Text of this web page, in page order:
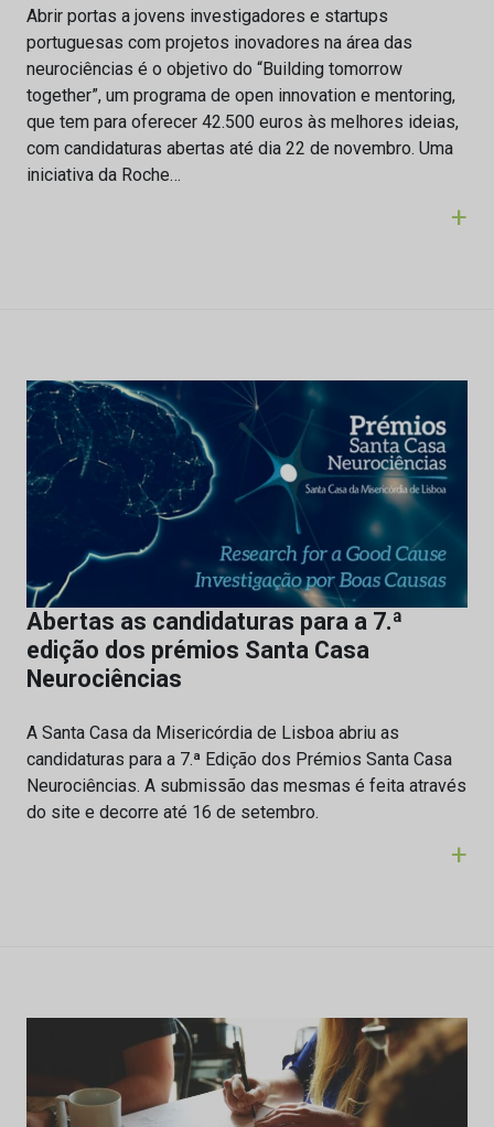
Abrir portas a jovens investigadores e startups
portuguesas com projetos inovadores na área das
neurociências é o objetivo do “Building tomorrow
together”, um programa de open innovation e mentoring,
que tem para oferecer 42.500 euros às melhores ideias,
com candidaturas abertas até dia 22 de novembro. Uma
iniciativa da Roche…
+
Abertas as candidaturas para a 7.ª
edição dos prémios Santa Casa
Neurociências
A Santa Casa da Misericórdia de Lisboa abriu as
candidaturas para a 7.ª Edição dos Prémios Santa Casa
Neurociências. A submissão das mesmas é feita através
do site e decorre até 16 de setembro.
+